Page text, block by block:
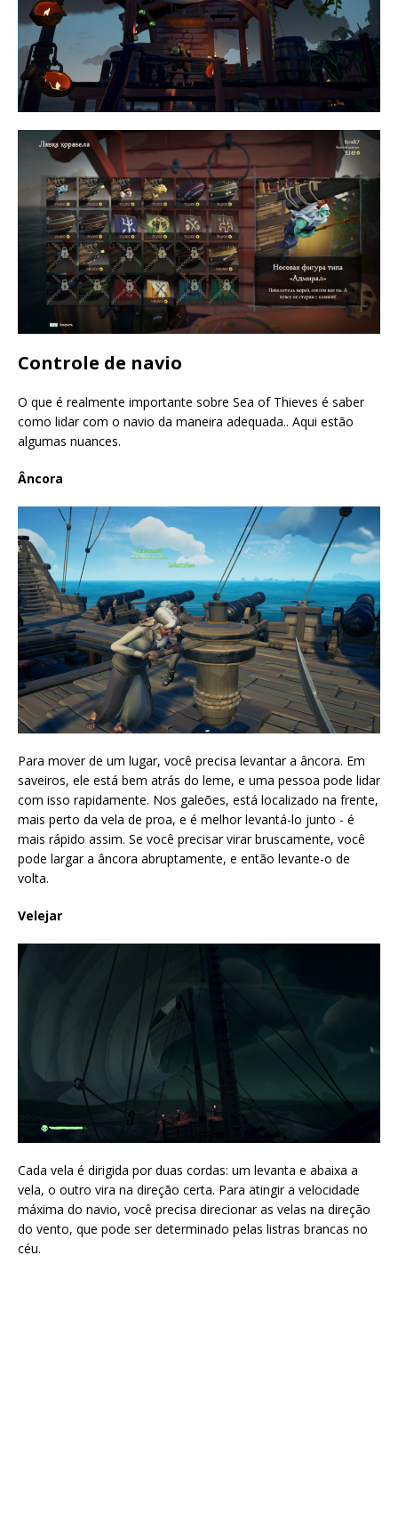
Controle de navio
O que é realmente importante sobre Sea of ​​Thieves é saber
como lidar com o navio da maneira adequada.. Aqui estão
algumas nuances.
Âncora
Para mover de um lugar, você precisa levantar a âncora. Em
saveiros, ele está bem atrás do leme, e uma pessoa pode lidar
com isso rapidamente. Nos galeões, está localizado na frente,
mais perto da vela de proa, e é melhor levantá-lo junto - é
mais rápido assim. Se você precisar virar bruscamente, você
pode largar a âncora abruptamente, e então levante-o de
volta.
Velejar
Cada vela é dirigida por duas cordas: um levanta e abaixa a
vela, o outro vira na direção certa. Para atingir a velocidade
máxima do navio, você precisa direcionar as velas na direção
do vento, que pode ser determinado pelas listras brancas no
céu.